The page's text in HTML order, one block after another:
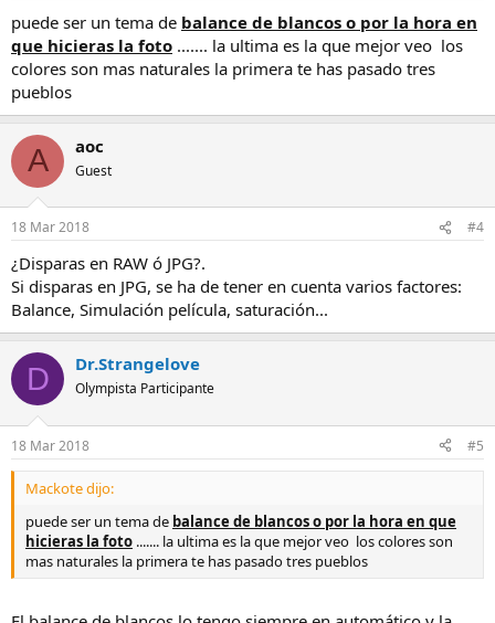
puede ser un tema de balance de blancos o por la hora en
que hicieras la foto ....... la ultima es la que mejor veo los
colores son mas naturales la primera te has pasado tres
pueblos
A aoc
Guest
18 Mar 2018 #4
¿Disparas en RAW ó JPG?.
Si disparas en JPG, se ha de tener en cuenta varios factores:
Balance, Simulación película, saturación...
D Dr.Strangelove
Olympista Participante
18 Mar 2018 #5
Mackote dijo:
puede ser un tema de balance de blancos o por la hora en que
hicieras la foto ....... la ultima es la que mejor veo los colores son
mas naturales la primera te has pasado tres pueblos